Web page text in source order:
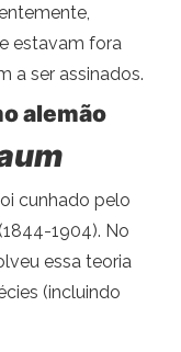
estavam fora
a ser assinados.
alemão
cunhado pelo
1904). No
essa teoria
(incluindo